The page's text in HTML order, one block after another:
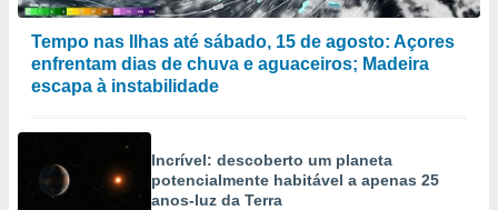
Tempo nas Ilhas até sábado, 15 de agosto: Açores
enfrentam dias de chuva e aguaceiros; Madeira
escapa à instabilidade
Incrível: descoberto um planeta
potencialmente habitável a apenas 25
anos-luz da Terra